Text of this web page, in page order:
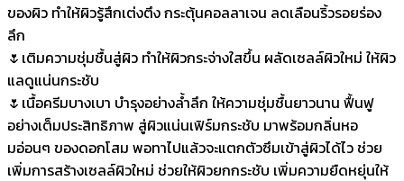
ของผิว ทำให้ผิวรู้สึกเต่งตึง กระตุ้นคอลลาเจน ลดเลือนริ้วรอยร่อง
ลึก
🌷เติมความชุ่มชื้นสู่ผิว ทำให้ผิวกระจ่างใสขึ้น ผลัดเซลล์ผิวใหม่ ให้ผิว
แลดูแน่นกระชับ
🌷เนื้อครีมบางเบา บำรุงอย่างล้ำลึก ให้ความชุ่มชื้นยาวนาน ฟื้นฟู
อย่างเต็มประสิทธิภาพ สู่ผิวแน่นเฟิร์มกระชับ มาพร้อมกลิ่นหอ
มอ่อนๆ ของดอกโสม พอทาไปแล้วจะแตกตัวซึมเข้าสู่ผิวได้ไว ช่วย
เพิ่มการสร้างเซลล์ผิวใหม่ ช่วยให้ผิวยกกระชับ เพิ่มความยืดหยุ่นให้